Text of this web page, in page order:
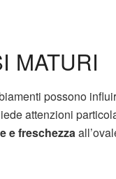
MATURI
possono
attenzioni
e freschezza